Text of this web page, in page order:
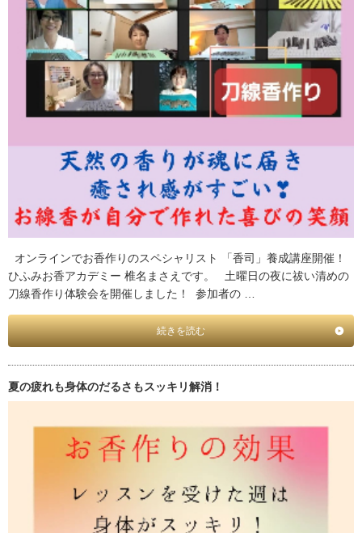
オンラインでお香作りのスペシャリスト 「香司」養成講座開催！
ひふみお香アカデミー 椎名まさえです。 土曜日の夜に祓い清めの
刀線香作り体験会を開催しました！ 参加者の …
続きを読む
夏の疲れも身体のだるさもスッキリ解消！